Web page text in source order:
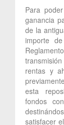
Para
ganancia
de la
importe
rentas y
esta
fondos
satisfacer